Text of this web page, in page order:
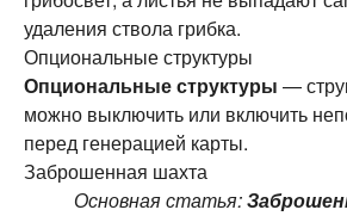
удаления ствола грибка.
Опциональные структуры
Опциональные структуры —
можно выключить или включить
перед генерацией карты.
Заброшенная шахта
Основная статья: